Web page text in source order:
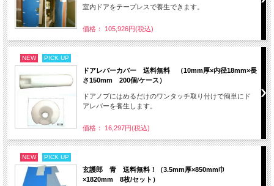
室内ドアをテープレスで養生できます。
価格： 105,926円(税込)
NEW PICK UP
ドアレバーカバー 送料無料 （10mm厚×内径18mm×長
さ150mm 200個/ケース）
ドアノブにはめるだけのワンタッチ取り付けで簡単にド
アレバーを養生します。
価格： 16,297円(税込)
NEW PICK UP
玄護郎 青 送料無料！（3.5mm厚×850mm巾
×1820mm 8枚/セット）